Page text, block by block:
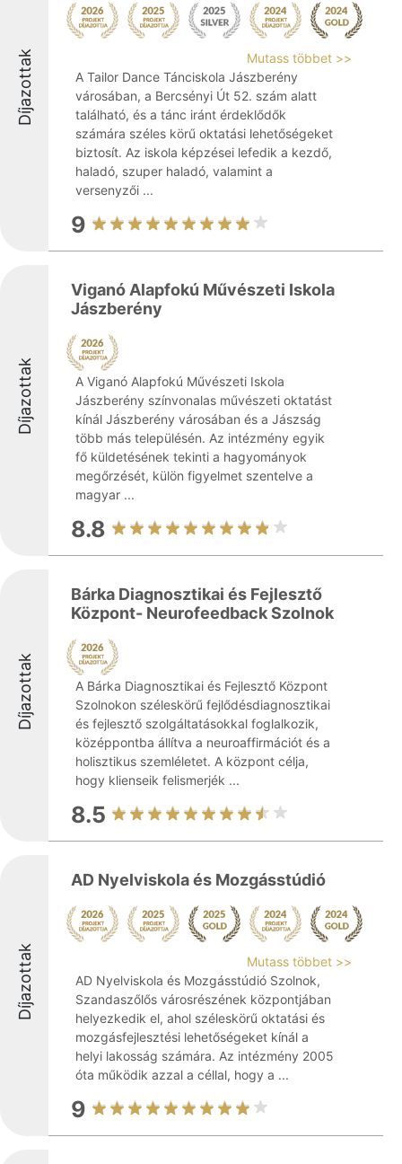
Díjazottak
Mutass többet >>
A Tailor Dance Tánciskola Jászberény
városában, a Bercsényi Út 52. szám alatt
található, és a tánc iránt érdeklődők
számára széles körű oktatási lehetőségeket
biztosít. Az iskola képzései lefedik a kezdő,
haladó, szuper haladó, valamint a
versenyzői ...
9
Díjazottak
Viganó Alapfokú Művészeti Iskola
Jászberény
A Viganó Alapfokú Művészeti Iskola
Jászberény színvonalas művészeti oktatást
kínál Jászberény városában és a Jászság
több más településén. Az intézmény egyik
fő küldetésének tekinti a hagyományok
megőrzését, külön figyelmet szentelve a
magyar ...
8.8
Díjazottak
Bárka Diagnosztikai és Fejlesztő
Központ- Neurofeedback Szolnok
A Bárka Diagnosztikai és Fejlesztő Központ
Szolnokon széleskörű fejlődésdiagnosztikai
és fejlesztő szolgáltatásokkal foglalkozik,
középpontba állítva a neuroaffirmációt és a
holisztikus szemléletet. A központ célja,
hogy klienseik felismerjék ...
8.5
Díjazottak
AD Nyelviskola és Mozgásstúdió
Mutass többet >>
AD Nyelviskola és Mozgásstúdió Szolnok,
Szandaszőlős városrészének központjában
helyezkedik el, ahol széleskörű oktatási és
mozgásfejlesztési lehetőségeket kínál a
helyi lakosság számára. Az intézmény 2005
óta működik azzal a céllal, hogy a ...
9